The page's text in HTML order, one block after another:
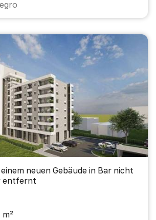
neuen Gebäude in Bar nicht
entfernt
m²